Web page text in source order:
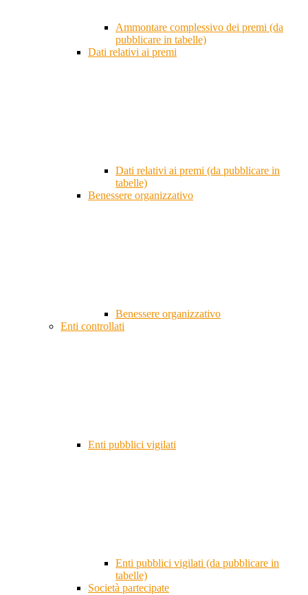
Ammontare complessivo dei premi (da
pubblicare in tabelle)
Dati relativi ai premi
Dati relativi ai premi (da pubblicare in
tabelle)
Benessere organizzativo
Benessere organizzativo
Enti controllati
Enti pubblici vigilati
Enti pubblici vigilati (da pubblicare in
tabelle)
Società partecipate